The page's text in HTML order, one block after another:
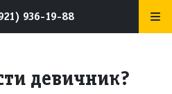
936-19-88
девичник?